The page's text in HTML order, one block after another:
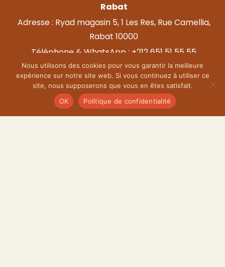
Rabat
Adresse : Ryad magasin 5, 1 Les Res, Rue Camellia,
Rabat 10000
Téléphone & WhatsApp : +212 651 51 55 55
Opening Hours :
Mon–Fri 12:00–00:00
Week-end 10:00–00:00
Nous utilisons des cookies pour vous garantir la meilleure
expérience sur notre site web. Si vous continuez à utiliser ce
site, nous supposerons que vous en êtes satisfait.
OK
Politique de confidentialité